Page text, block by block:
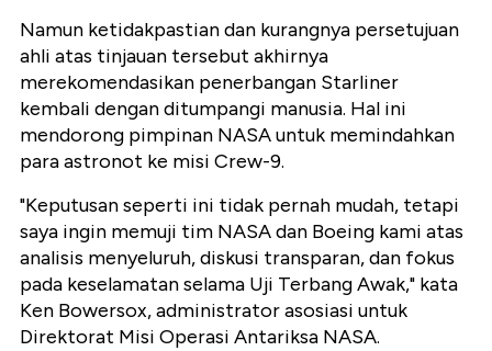
Namun ketidakpastian dan kurangnya persetujuan
ahli atas tinjauan tersebut akhirnya
merekomendasikan penerbangan Starliner
kembali dengan ditumpangi manusia. Hal ini
mendorong pimpinan NASA untuk memindahkan
para astronot ke misi Crew-9.
"Keputusan seperti ini tidak pernah mudah, tetapi
saya ingin memuji tim NASA dan Boeing kami atas
analisis menyeluruh, diskusi transparan, dan fokus
pada keselamatan selama Uji Terbang Awak," kata
Ken Bowersox, administrator asosiasi untuk
Direktorat Misi Operasi Antariksa NASA.